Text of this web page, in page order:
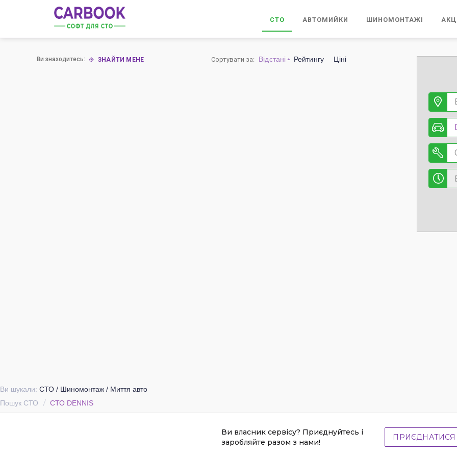
СТО АВТОМИЙКИ ШИНОМОНТАЖІ
Ви знаходитесь: ЗНАЙТИ МЕНЕ Сортувати за: Відстані Рейтингу Ціні
Ви шукали: СТО / Шиномонтаж / Миття авто
Пошук СТО
СТО DENNIS
Ви власник сервісу? Приєднуйтесь і
заробляйте разом з нами!
ПРИЄДНАТИСЯ